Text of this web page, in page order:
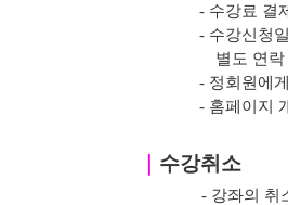
- 수강료 결
- 수강신청
별도 연
- 정회원에
- 홈페이지
수강취소
- 강좌의 취